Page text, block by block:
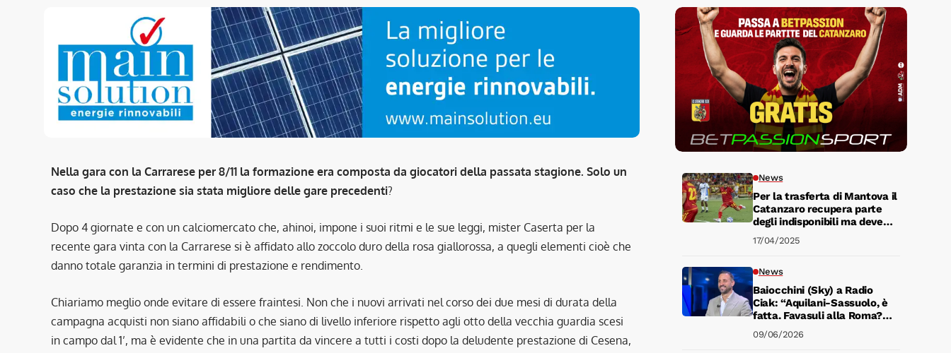
Nella gara con la Carrarese per 8/11 la formazione era composta da giocatori della passata stagione. Solo un
caso che la prestazione sia stata migliore delle gare precedenti?
Dopo 4 giornate e con un calciomercato che, ahinoi, impone i suoi ritmi e le sue leggi, mister Caserta per la
recente gara vinta con la Carrarese si è affidato allo zoccolo duro della rosa giallorossa, a quegli elementi cioè che
danno totale garanzia in termini di prestazione e rendimento.
Chiariamo meglio onde evitare di essere fraintesi. Non che i nuovi arrivati nel corso dei due mesi di durata della
campagna acquisti non siano affidabili o che siano di livello inferiore rispetto agli otto della vecchia guardia scesi
in campo dal 1’, ma è evidente che in una partita da vincere a tutti i costi dopo la deludente prestazione di Cesena,
News
Per la trasferta di Mantova il
Catanzaro recupera parte
degli indisponibili ma deve
rinunciare a Pagano.
17/04/2025
News
Baiocchini (Sky) a Radio
Ciak: “Aquilani-Sassuolo, è
fatta. Favasuli alla Roma?
Nessuna trattativa. Serie A?
Grande rimpianto”
09/06/2026